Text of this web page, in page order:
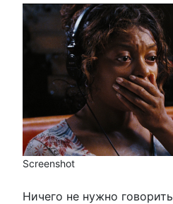
Screenshot
Ничего не нужно